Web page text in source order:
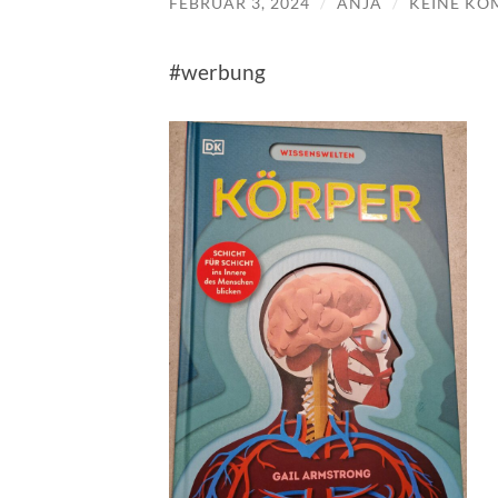
#werbung